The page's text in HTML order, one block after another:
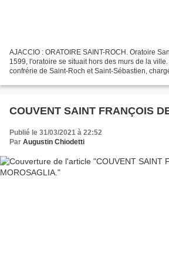
AJACCIO : ORATOIRE SAINT-ROCH. Oratoire
1599, l'oratoire se situait hors des murs de la
confrérie de Saint-Roch et Saint-Sébastien,
COUVENT SAINT FRANÇOIS
Publié le 31/03/2021 à 22:52
Par Augustin Chiodetti